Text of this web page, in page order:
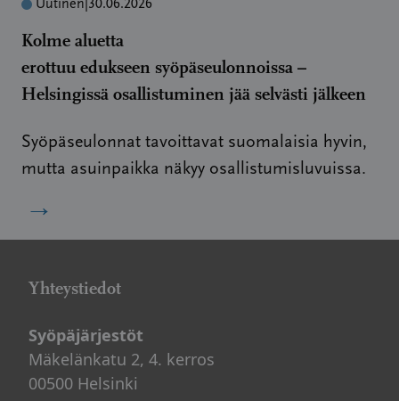
Uutinen 30.06.2026
Kolme aluetta
erottuu edukseen syöpäseulonnoissa –
Helsingissä osallistuminen jää selvästi jälkeen
Syöpäseulonnat tavoittavat suomalaisia hyvin,
mutta asuinpaikka näkyy osallistumisluvuissa.
→
Yhteystiedot
Syöpäjärjestöt
Mäkelänkatu 2, 4. kerros
00500 Helsinki